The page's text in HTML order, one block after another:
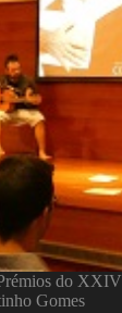
do XXIV
Gomes